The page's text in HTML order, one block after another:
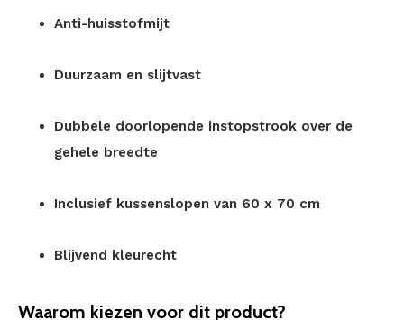
Anti-huisstofmijt
Duurzaam en slijtvast
Dubbele doorlopende instopstrook over de
gehele breedte
Inclusief kussenslopen van 60 x 70 cm
Blijvend kleurecht
Waarom kiezen voor dit product?